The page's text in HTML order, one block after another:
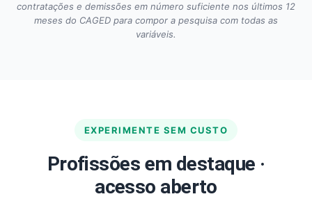
contratações e demissões em número suficiente nos últimos 12
meses do CAGED para compor a pesquisa com todas as
variáveis.
EXPERIMENTE SEM CUSTO
Profissões em destaque ·
acesso aberto